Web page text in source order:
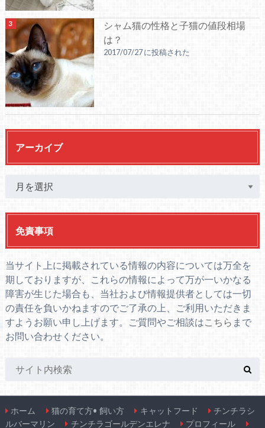
シャム猫の性格と子猫の値段相場
は？
2017/07/27 に投稿された
アーカイブ
免責事項
当サイト上に掲載されている情報の内容については万全を
期しておりますが、これらの情報によって万が一いかなる
障害が生じた場合も、当社および情報提供者としては一切
の責任を負いかねますのでご了承の上、ご利用いただきま
すようお願い申し上げます。ご質問やご相談はこちら まで
お問い合わせください。
ホーム 猫の育て方• 飼い方 キャットフード
チンチラシ
ルバーマリン
チンチラゴールデンエレナ プロフィール